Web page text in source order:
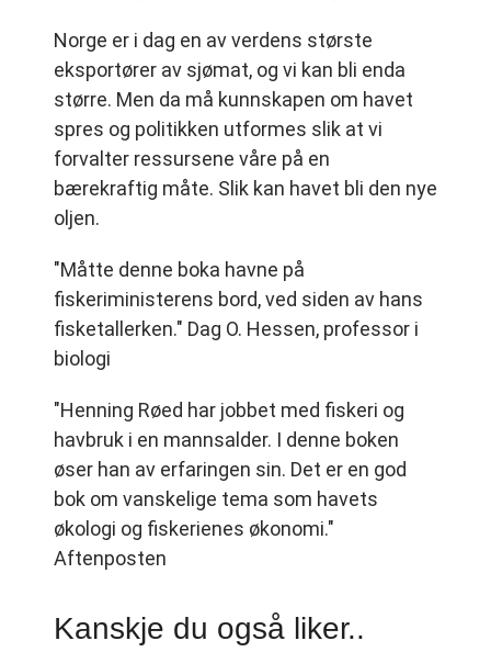
Norge er i dag en av verdens største
eksportører av sjømat, og vi kan bli enda
større. Men da må kunnskapen om havet
spres og politikken utformes slik at vi
forvalter ressursene våre på en
bærekraftig måte. Slik kan havet bli den nye
oljen.
"Måtte denne boka havne på
fiskeriministerens bord, ved siden av hans
fisketallerken." Dag O. Hessen, professor i
biologi
"Henning Røed har jobbet med fiskeri og
havbruk i en mannsalder. I denne boken
øser han av erfaringen sin. Det er en god
bok om vanskelige tema som havets
økologi og fiskerienes økonomi."
Aftenposten
Kanskje du også liker..